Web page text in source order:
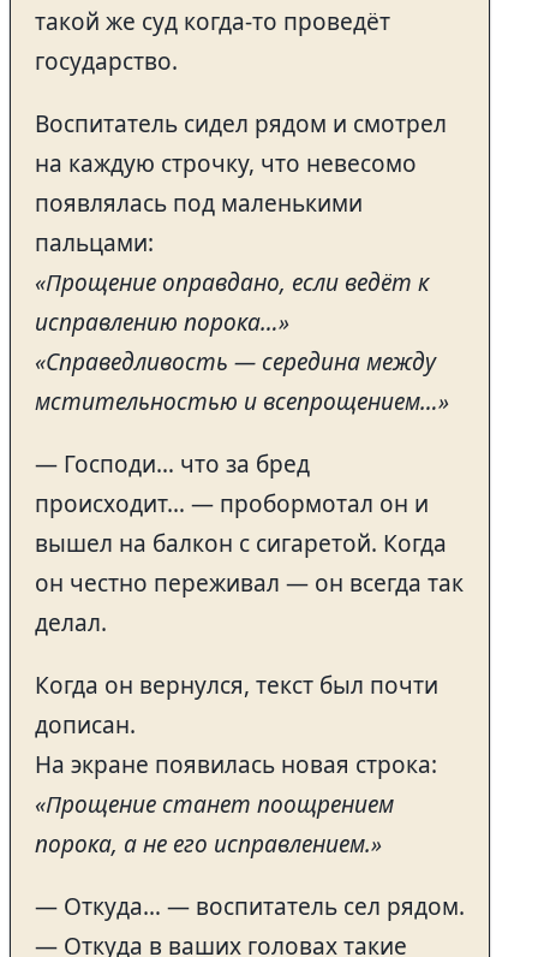
такой же суд когда-то проведёт
государство.
Воспитатель сидел рядом и смотрел
на каждую строчку, что невесомо
появлялась под маленькими
пальцами:
«Прощение оправдано, если ведёт к
исправлению порока…»
«Справедливость — середина между
мстительностью и всепрощением…»
— Господи… что за бред
происходит… — пробормотал он и
вышел на балкон с сигаретой. Когда
он честно переживал — он всегда так
делал.
Когда он вернулся, текст был почти
дописан.
На экране появилась новая строка:
«Прощение станет поощрением
порока, а не его исправлением.»
— Откуда… — воспитатель сел рядом.
— Откуда в ваших головах такие